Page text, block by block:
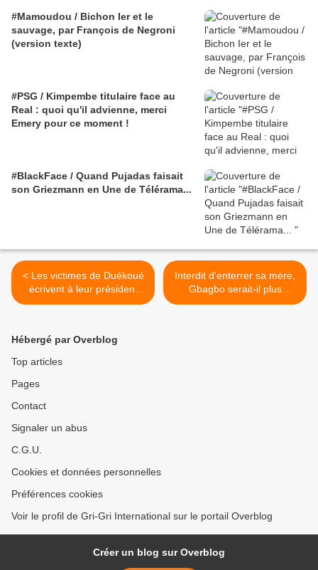
#Mamoudou / Bichon Ier et le
sauvage, par François de Negroni
(version texte)
#PSG / Kimpembe titulaire face au
Real : quoi qu'il advienne, merci
Emery pour ce moment !
#BlackFace / Quand Pujadas faisait
son Griezmann en Une de Télérama...
< Les victimes de Duékoué
écrivent à leur président
Laurent Gbagbo
Interdit d'enterrer sa mère,
Gbagbo serait-il plus
dangereux que Ben Laden
Hébergé par Overblog
Top articles
Pages
Contact
Signaler un abus
C.G.U.
Cookies et données personnelles
Préférences cookies
Voir le profil de Gri-Gri International sur le portail Overblog
Créer un blog sur Overblog